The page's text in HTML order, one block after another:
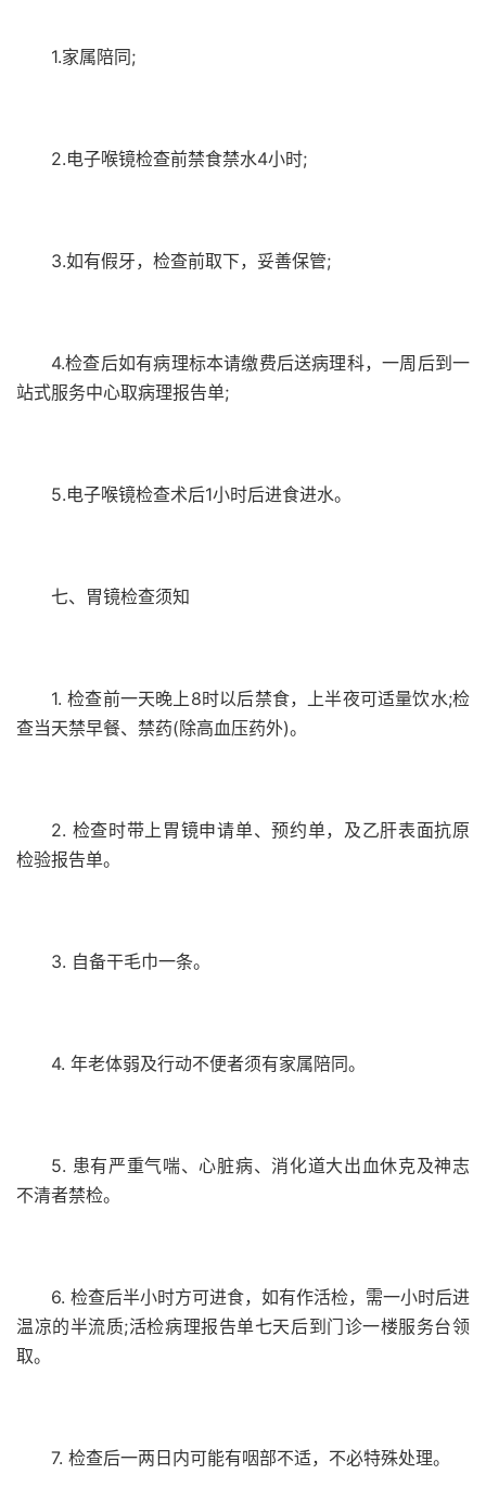
1.家属陪同;
2.电子喉镜检查前禁食禁水4小时;
3.如有假牙，检查前取下，妥善保管;
4.检查后如有病理标本请缴费后送病理科，一周后到一
站式服务中心取病理报告单;
5.电子喉镜检查术后1小时后进食进水。
七、胃镜检查须知
1. 检查前一天晚上8时以后禁食，上半夜可适量饮水;检
查当天禁早餐、禁药(除高血压药外)。
2. 检查时带上胃镜申请单、预约单，及乙肝表面抗原
检验报告单。
3. 自备干毛巾一条。
4. 年老体弱及行动不便者须有家属陪同。
5. 患有严重气喘、心脏病、消化道大出血休克及神志
不清者禁检。
6. 检查后半小时方可进食，如有作活检，需一小时后进
温凉的半流质;活检病理报告单七天后到门诊一楼服务台领
取。
7. 检查后一两日内可能有咽部不适，不必特殊处理。